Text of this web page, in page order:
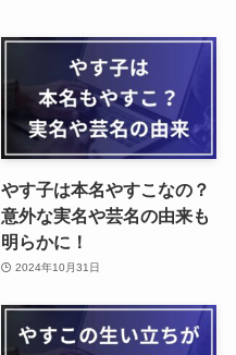
やす子は本名やすこなの？
意外な実名や芸名の由来も
明らかに！
2024年10月31日